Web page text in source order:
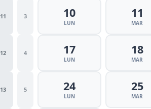
11 3 10
LUN
11
MAR
12 4 17
LUN
18
MAR
13 5 24
LUN
25
MAR